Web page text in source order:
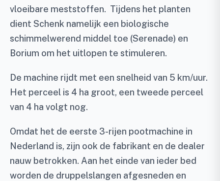
vloeibare meststoffen. Tijdens het planten
dient Schenk namelijk een biologische
schimmelwerend middel toe (Serenade) en
Borium om het uitlopen te stimuleren.
De machine rijdt met een snelheid van 5 km/uur.
Het perceel is 4 ha groot, een tweede perceel
van 4 ha volgt nog.
Omdat het de eerste 3-rijen pootmachine in
Nederland is, zijn ook de fabrikant en de dealer
nauw betrokken. Aan het einde van ieder bed
worden de druppelslangen afgesneden en